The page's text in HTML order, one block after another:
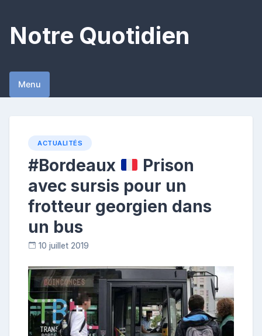
content
Notre Quotidien
Menu
ACTUALITÉS
#Bordeaux
Prison
avec sursis pour un
frotteur georgien dans
un bus
10 juillet 2019
o
n
t
b